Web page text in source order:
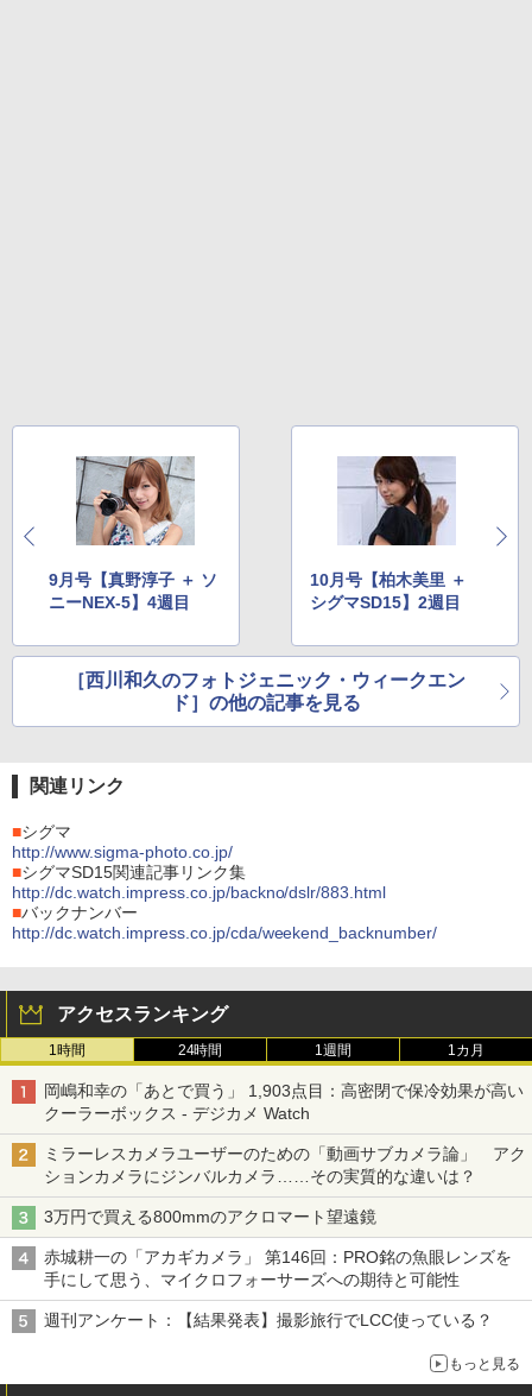
9月号【真野淳子 ＋ ソ
ニーNEX-5】4週目
10月号【柏木美里 ＋
シグマSD15】2週目
［西川和久のフォトジェニック・ウィークエン
ド］の他の記事を見る
関連リンク
■シグマ
http://www.sigma-photo.co.jp/
■シグマSD15関連記事リンク集
http://dc.watch.impress.co.jp/backno/dslr/883.html
■バックナンバー
http://dc.watch.impress.co.jp/cda/weekend_backnumber/
アクセスランキング
1時間 24時間 1週間 1カ月
岡嶋和幸の「あとで買う」 1,903点目：高密閉で保冷効果が高い
クーラーボックス - デジカメ Watch
ミラーレスカメラユーザーのための「動画サブカメラ論」 アク
ションカメラにジンバルカメラ……その実質的な違いは？
3万円で買える800mmのアクロマート望遠鏡
赤城耕一の「アカギカメラ」 第146回：PRO銘の魚眼レンズを
手にして思う、マイクロフォーサーズへの期待と可能性
週刊アンケート：【結果発表】撮影旅行でLCC使っている？
もっと見る